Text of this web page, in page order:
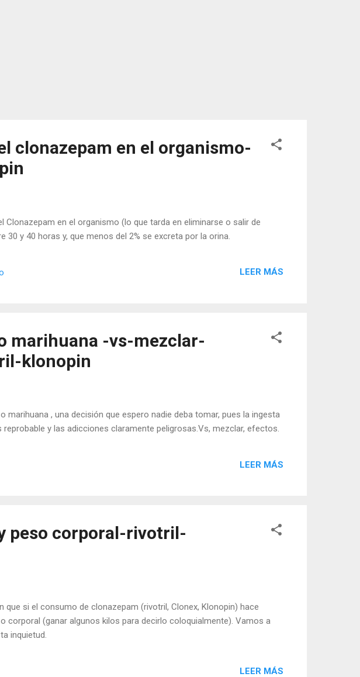
clonazepam en el organismo-
Clonazepam en el organismo (lo que tarda en eliminarse o salir de
30 y 40 horas y, que menos del 2% se excreta por la orina.
LEER MÁS
marihuana -vs-mezclar-
klonopin
marihuana , una decisión que espero nadie deba tomar, pues la ingesta
reprobable y las adicciones claramente peligrosas.Vs, mezclar, efectos.
LEER MÁS
peso corporal-rivotril-
que si el consumo de clonazepam (rivotril, Clonex, Klonopin) hace
corporal (ganar algunos kilos para decirlo coloquialmente). Vamos a
inquietud.
LEER MÁS